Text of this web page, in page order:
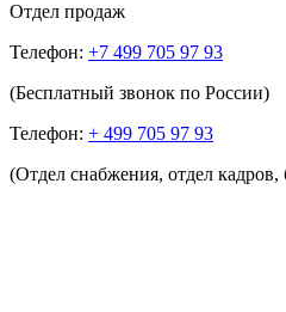
Отдел продаж
Телефон: +7 499 705 97 93
(Бесплатный звонок по России)
Телефон: + 499 705 97 93
(Отдел снабжения, отдел кадров,